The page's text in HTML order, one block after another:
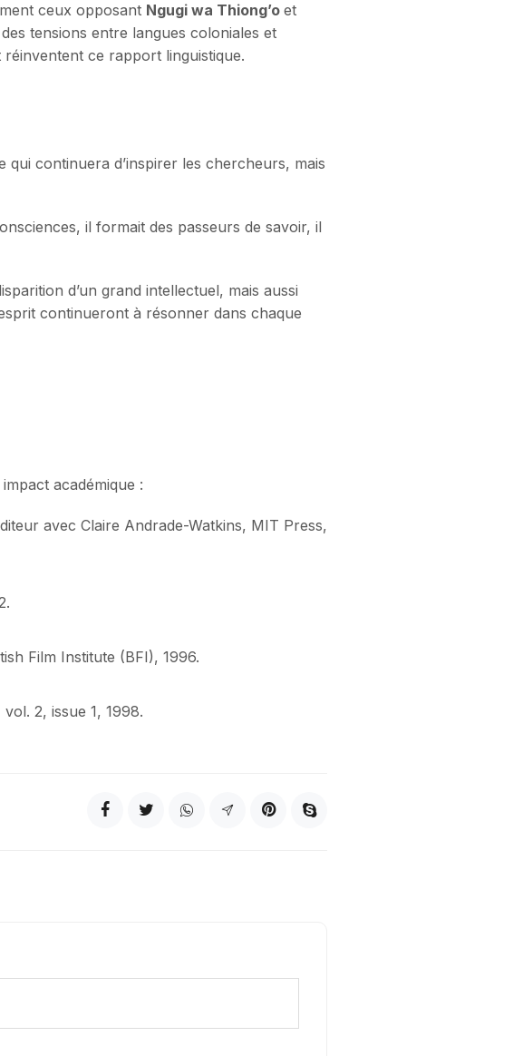
ceux opposant Ngugi wa Thiong’o et
tensions entre langues coloniales et
ce rapport linguistique.
continuera d’inspirer les chercheurs, mais
il formait des passeurs de savoir, il
d’un grand intellectuel, mais aussi
continueront à résonner dans chaque
académique :
avec Claire Andrade-Watkins, MIT Press,
Film Institute (BFI), 1996.
vol. 2, issue 1, 1998.